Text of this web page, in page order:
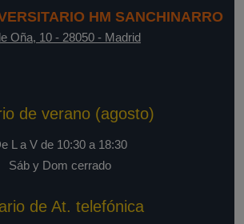
HM SANCHINARRO
Oña, 10 - 28050 - Madrid
de verano (agosto)
L a V de 10:30 a 18:30
Sáb y Dom cerrado
de At. telefónica